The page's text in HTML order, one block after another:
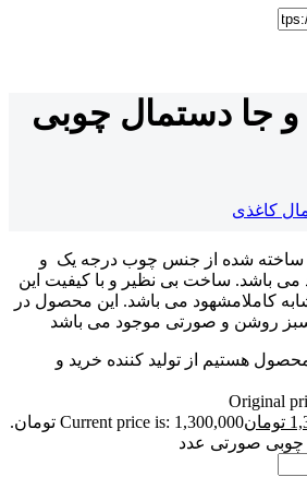
دستمال چوبی
کاغذی
شده از جنس چوب درجه یک و
می باشد. ساخت بی نظیر و با کیفیت این
کاملامشهود می باشد. این محصول در
روشن و صورتی موجود می باشد
هستیم از تولید کننده خرید و
Original
تومانCurrent price is: 1,300,000 تومان.
صورتی عدد